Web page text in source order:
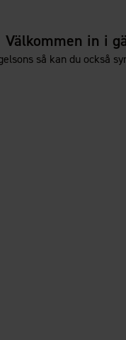
Välkommen in i
så kan du också